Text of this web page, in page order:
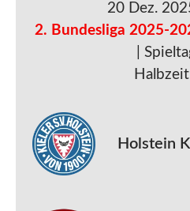
20 Dez.
2. Bundesliga 2025-
|
Holstein